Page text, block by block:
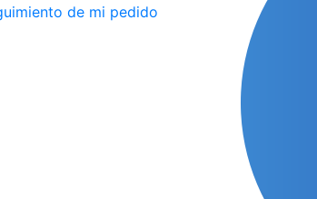
de mi pedido